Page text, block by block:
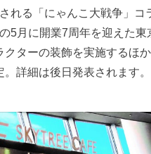
れる「にゃんこ大戦争」コ
5月に開業7周年を迎えた
ターの装飾を実施するほ
詳細は後日発表されます